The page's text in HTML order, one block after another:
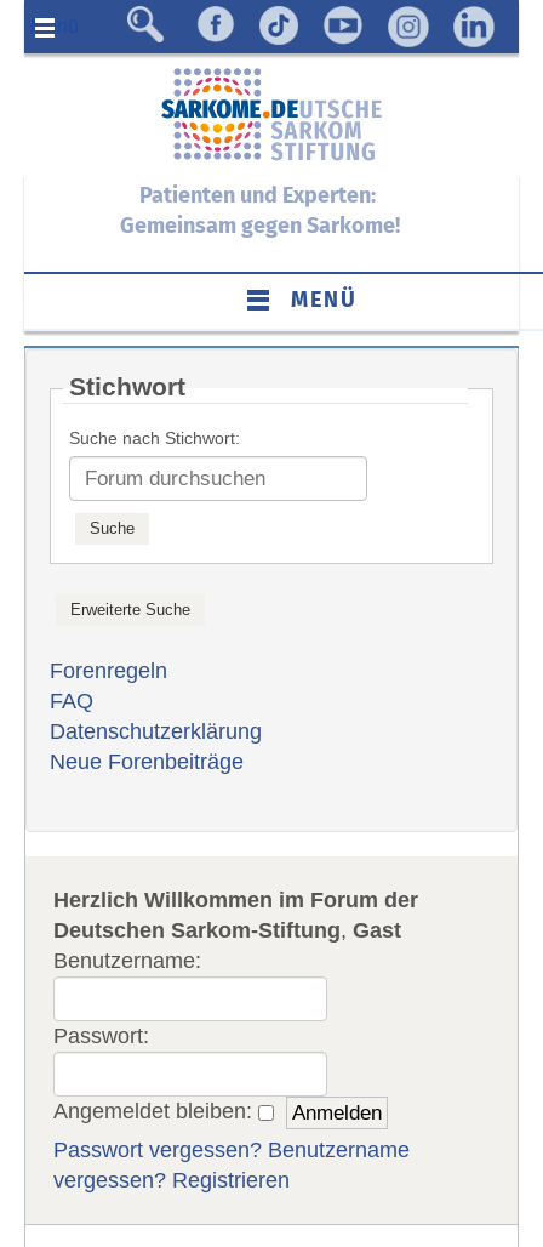
Menü
Patienten und Experten:
Gemeinsam gegen Sarkome!
MENÜ
Stichwort
Suche nach Stichwort:
Forenregeln
FAQ
Datenschutzerklärung
Neue Forenbeiträge
Herzlich Willkommen im Forum der
Deutschen Sarkom-Stiftung,Gast
Benutzername:
Passwort:
Angemeldet bleiben:
Passwort vergessen? Benutzername
vergessen? Registrieren